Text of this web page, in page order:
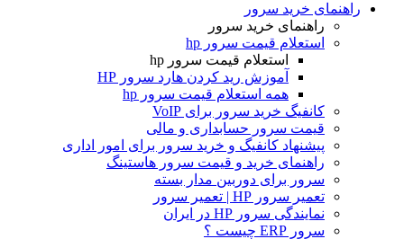
راهنمای خرید سرور
راهنمای خرید سرور
استعلام قیمت سرور hp
استعلام قیمت سرور hp
آموزش ريد كردن هارد سرور HP
همه استعلام قیمت سرور hp
کانفیگ خرید سرور برای VoIP
قیمت سرور حسابداری و مالی
پیشنهاد کانفیگ و خرید سرور برای امور اداری
راهنمای خرید و قیمت سرور هاستینگ
سرور برای دوربین مدار بسته
تعمیر سرور HP | تعمیر سرور
نمایندگی سرور HP در ایران
سرور ERP چیست ؟